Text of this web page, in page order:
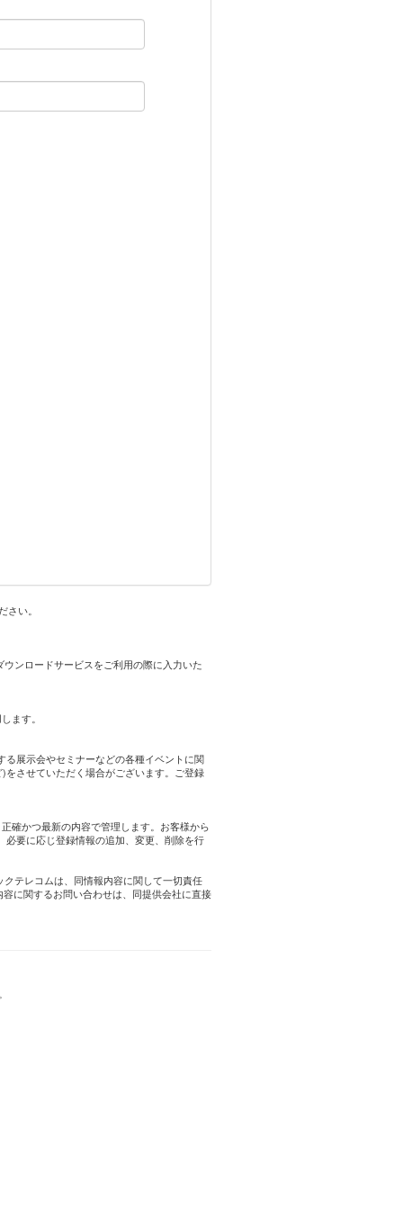
い。
ンロードサービスをご利用の際に入力いた
ます。
展示会やセミナーなどの各種イベントに関
させていただく場合がございます。ご登録
確かつ最新の内容で管理します。お客様から
要に応じ登録情報の追加、変更、削除を行
テレコムは、同情報内容に関して一切責任
に関するお問い合わせは、同提供会社に直接